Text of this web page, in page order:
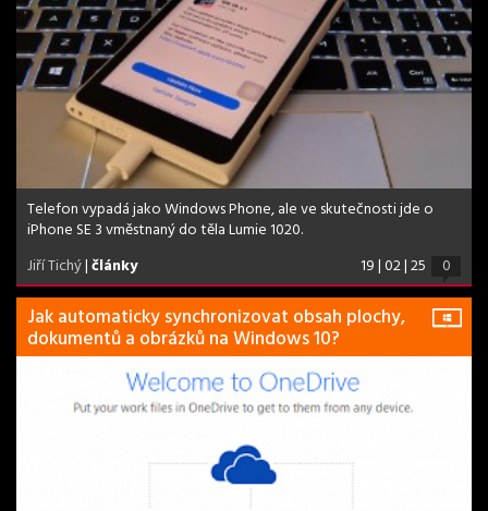
Telefon vypadá jako Windows Phone, ale ve skutečnosti jde o
iPhone SE 3 vměstnaný do těla Lumie 1020.
Jiří Tichý|články 19 | 02 | 25 0
Jak automaticky synchronizovat obsah plochy,
dokumentů a obrázků na Windows 10?